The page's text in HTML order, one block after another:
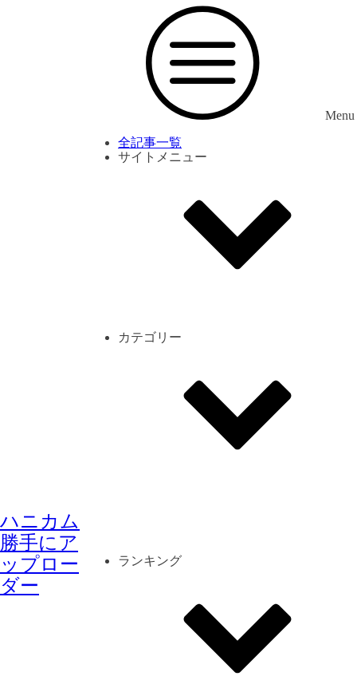
ハニカム
勝手にア
ップロー
ダー
Menu
全記事一覧
サイトメニュー
カテゴリー
ランキング